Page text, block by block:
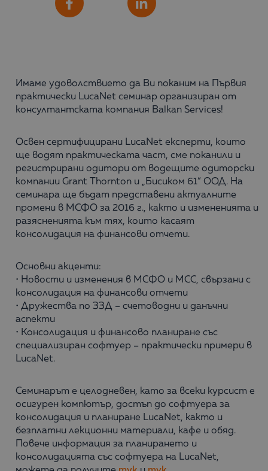
Имаме удоволствието да Ви поканим на Първия
практически LucaNet семинар организиран от
консултантската кoмпания Balkan Services!
Освен сертифицирани LucaNet експерти, които
ще водят практическата част, сме поканили и
регистрирани одитори от водещите одиторски
компании Grant Thornton и „Бисиком 61“ ООД. На
семинара ще бъдат представени актуалните
промени в МСФО за 2016 г., както и измененията и
разясненията към тях, които касаят
консолидация на финансови отчети.
Основни акценти:
• Новости и изменения в МСФО и МСС, свързани с
консолидация на финансови отчети
• Дружества по ЗЗД – счетоводни и данъчни
аспекти
• Консолидация и финансово планиране със
специализиран софтуер – практически примери в
LucaNet.
Семинарът е целодневен, като за всеки курсист е
осигурен компютър, достъп до софтуера за
консолидация и планиране LucaNet, както и
безплатни лекционни материали, кафе и обяд.
Повече информация за планирането и
консолидацията със софтуера на LucaNet,